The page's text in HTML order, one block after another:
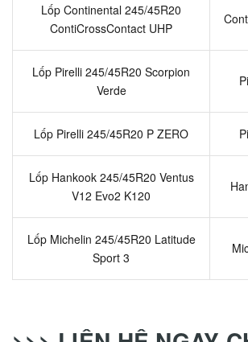
Lốp Continental 245/45R20
ContiCrossContact UHP
Lốp Pirelli 245/45R20 Scorpion
Verde
Lốp Pirelli 245/45R20 P ZERO
Lốp Hankook 245/45R20 Ventus
V12 Evo2 K120
Lốp Michelin 245/45R20 Latitude
Sport 3